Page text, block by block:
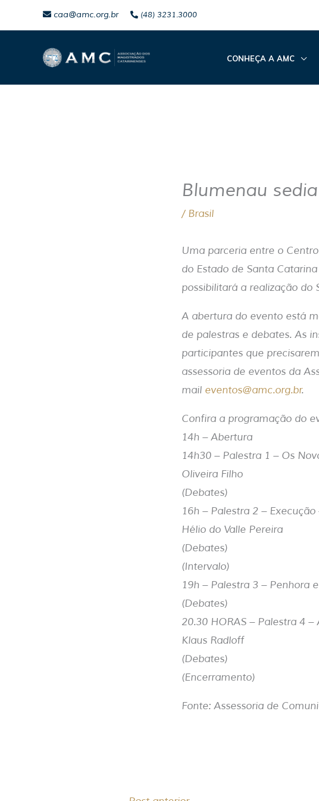
conteúdo
caa@amc.org.br (48) 3231.3000
CONHEÇA A AMC
Blumenau
/ Brasil
Uma parceria entre o
do Estado de Santa
possibilitará a realização do
A abertura do evento está
de palestras e debates. As
participantes que
assessoria de eventos da
mail eventos@amc.org.br.
Confira a programação do
14h – Abertura
14h30 – Palestra 1 – Os
Oliveira Filho
(Debates)
16h – Palestra 2 –
Hélio do Valle Pereira
(Debates)
(Intervalo)
19h – Palestra 3 – Penhora
(Debates)
20.30 HORAS – Palestra 4
Klaus Radloff
(Debates)
(Encerramento)
Fonte: Assessoria de